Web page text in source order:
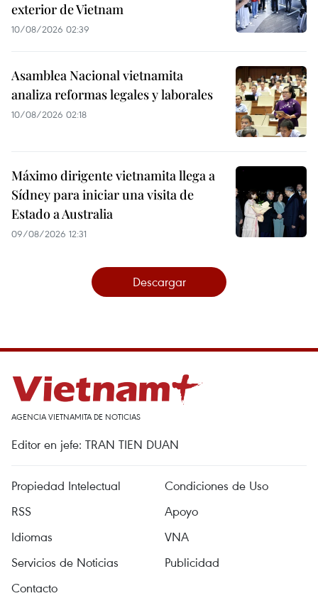
exterior de Vietnam
10/08/2026 02:39
Asamblea Nacional vietnamita
analiza reformas legales y laborales
10/08/2026 02:18
Máximo dirigente vietnamita llega a
Sídney para iniciar una visita de
Estado a Australia
09/08/2026 12:31
Descargar
AGENCIA VIETNAMITA DE NOTICIAS
Editor en jefe: TRAN TIEN DUAN
Propiedad Intelectual
Condiciones de Uso
RSS
Apoyo
Idiomas
VNA
Servicios de Noticias
Publicidad
Contacto